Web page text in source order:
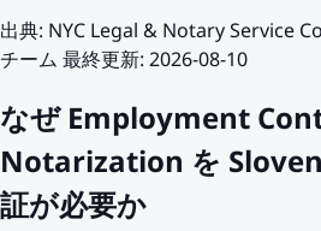
出典: NYC Legal & Notary Service
チーム 最終更新: 2026-08-10
なぜ Employment
Notarization を
証が必要か